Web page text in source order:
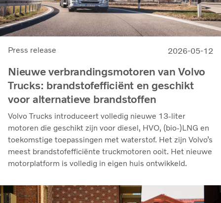
Press release 2026-05-12
Nieuwe verbrandingsmotoren van Volvo
Trucks: brandstofefficiënt en geschikt
voor alternatieve brandstoffen
Volvo Trucks introduceert volledig nieuwe 13-liter
motoren die geschikt zijn voor diesel, HVO, (bio-)LNG en
toekomstige toepassingen met waterstof. Het zijn Volvo’s
meest brandstofefficiënte truckmotoren ooit. Het nieuwe
motorplatform is volledig in eigen huis ontwikkeld.